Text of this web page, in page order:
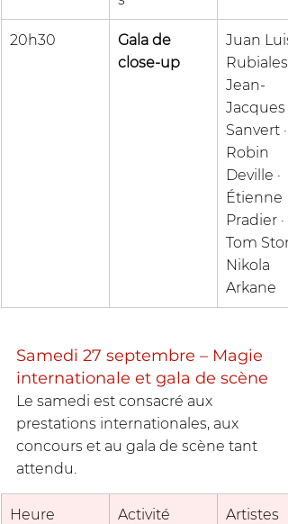
20h30
Gala de
close-up
Juan Luis
Rubiales
Jean-
Jacques
Sanvert ·
Robin
Deville ·
Étienne
Pradier ·
Tom
Nikola
Arkane
Samedi 27 septembre – Magie
internationale et gala de scène
Le samedi est consacré aux
prestations internationales, aux
concours et au gala de scène tant
attendu.
Heure Activité Artistes